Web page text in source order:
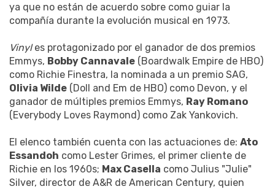
ya que no están de acuerdo sobre como guiar la
compañía durante la evolución musical en 1973.
Vinyles protagonizado por el ganador de dos premios
Emmys, Bobby Cannavale (Boardwalk Empire de HBO)
como Richie Finestra, la nominada a un premio SAG,
Olivia Wilde (Doll and Em de HBO) como Devon, y el
ganador de múltiples premios Emmys, Ray Romano
(Everybody Loves Raymond) como Zak Yankovich.
El elenco también cuenta con las actuaciones de: Ato
Essandoh como Lester Grimes, el primer cliente de
Richie en los 1960s; Max Casella como Julius "Julie"
Silver, director de A&R de American Century, quien